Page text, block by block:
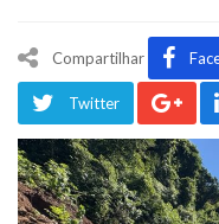
Compartilhar
Twitter